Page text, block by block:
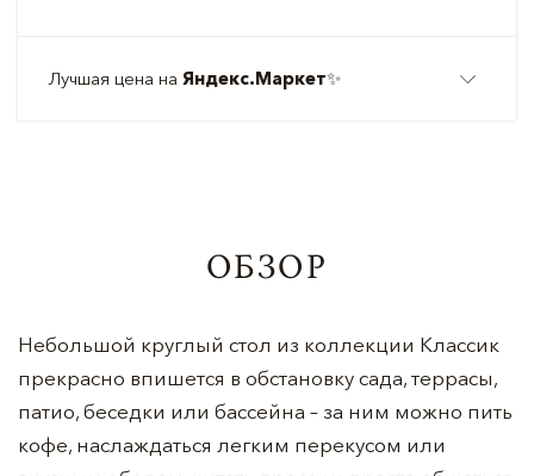
Лучшая цена на Яндекс.Маркет✨
ОБЗОР
Небольшой круглый стол из коллекции Классик
прекрасно впишется в обстановку сада, террасы,
патио, беседки или бассейна – за ним можно пить
кофе, наслаждаться легким перекусом или